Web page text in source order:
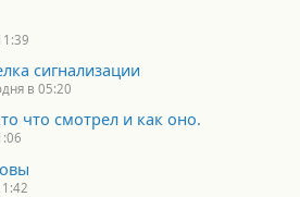
сигнализации
в 05:20
что смотрел и как оно.